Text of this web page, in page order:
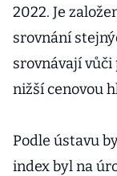
2022. Je
srovnání
srovnávají
nižší cenovou
Podle ústavu
index byl na